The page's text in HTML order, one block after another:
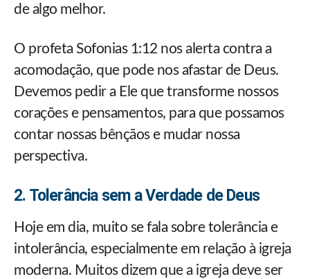
de algo melhor.
O profeta Sofonias 1:12 nos alerta contra a
acomodação, que pode nos afastar de Deus.
Devemos pedir a Ele que transforme nossos
corações e pensamentos, para que possamos
contar nossas bênçãos e mudar nossa
perspectiva.
2. Tolerância sem a Verdade de Deus
Hoje em dia, muito se fala sobre tolerância e
intolerância, especialmente em relação à igreja
moderna. Muitos dizem que a igreja deve ser